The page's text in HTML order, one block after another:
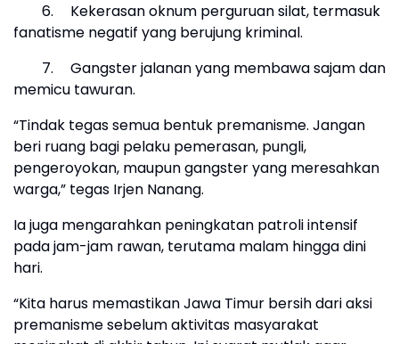
6.
Kekerasan oknum perguruan silat, termasuk
fanatisme negatif yang berujung kriminal.
7.
Gangster jalanan yang membawa sajam dan
memicu tawuran.
“Tindak tegas semua bentuk premanisme. Jangan
beri ruang bagi pelaku pemerasan, pungli,
pengeroyokan, maupun gangster yang meresahkan
warga,” tegas Irjen Nanang.
Ia juga mengarahkan peningkatan patroli intensif
pada jam-jam rawan, terutama malam hingga dini
hari.
“Kita harus memastikan Jawa Timur bersih dari aksi
premanisme sebelum aktivitas masyarakat